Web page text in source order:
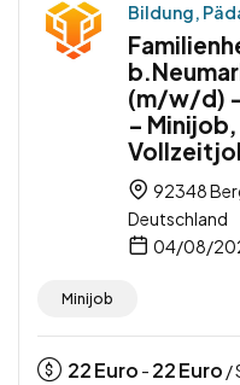
Bildung,
(m/w/d)
–
92348
Deutschland
04/08/
Minijob
22Euro - 22Euro /